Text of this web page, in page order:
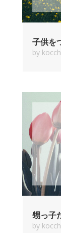
子供を
by
甥っ子
by